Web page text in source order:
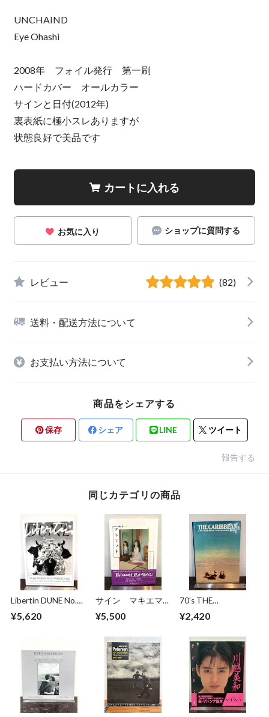
UNCHAIND
Eye Ohashi
2008年 フォイル発行 第一刷
ハードカバー オールカラー
サインと日付(2012年)
裏表紙に極小スレありますが
状態良好で美品です
カートに入れる
お気に入り ショップに質問する
レビュー (82)
送料・配送方法について
お支払い方法について
商品をシェアする
保存 シェア LINE ツイート
報告する
同じカテゴリの商品
Libertin DUNE No.5
TRANSCEND
¥5,620
サイン マキエマキ
¥5,500
70's THE
¥2,420